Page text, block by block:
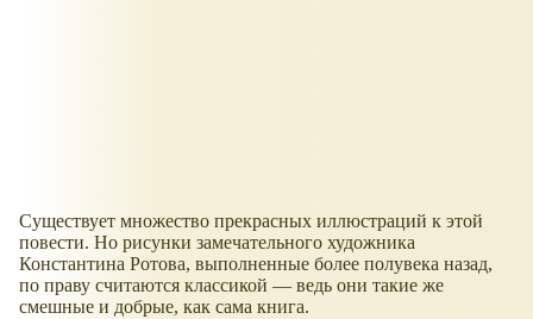
Существует множество прекрасных иллюстраций к этой
повести. Но рисунки замечательного художника
Константина Ротова, выполненные более полувека назад,
по праву считаются классикой — ведь они такие же
смешные и добрые, как сама книга.